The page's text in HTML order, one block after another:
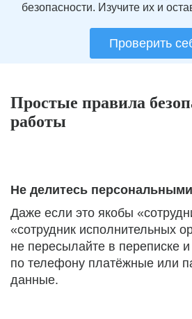
безопасности. Изучите их и
Проверить
Простые правила
работы
Не делитесь
Даже если это якобы
«сотрудник исполнительных
не пересылайте в переписке
по телефону платёжные или
данные.